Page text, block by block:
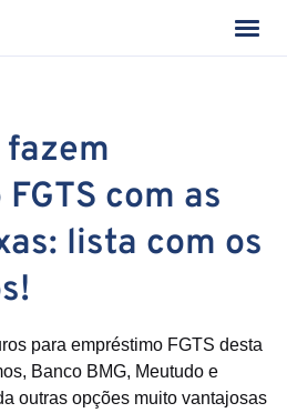
com as
lista com os
para empréstimo FGTS desta
Banco BMG, Meutudo e
outras opções muito vantajosas